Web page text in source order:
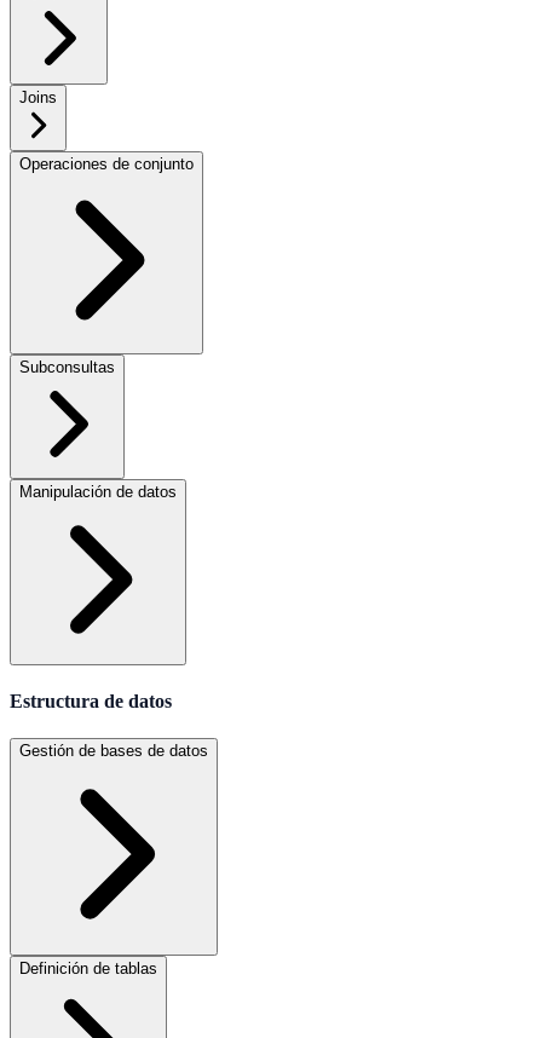
Joins
Operaciones de conjunto
Subconsultas
Manipulación de datos
Estructura de datos
Gestión de bases de datos
Definición de tablas